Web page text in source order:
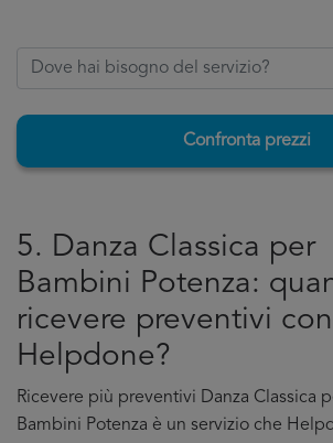
Confronta prezzi
5. Danza Classica per
Bambini Potenza:
ricevere preventivi con
Helpdone?
Ricevere più preventivi Danza Classica
Bambini Potenza è un servizio che